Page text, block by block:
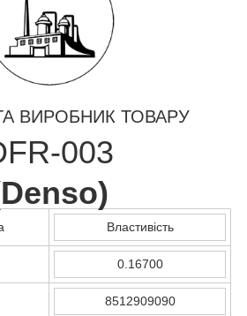
ВИРОБНИК ТОВАРУ
003
Denso)
Властивість
0.16700
8512909090